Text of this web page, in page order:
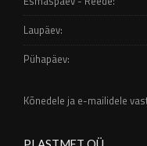
Laupäev:
Pühapäev:
Kõnedele ja e-mailidele